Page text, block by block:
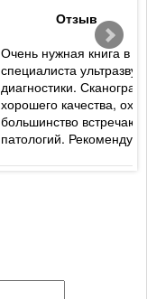
Отзыв
Очень нужная книга в
специалиста
диагностики.
хорошего качества,
большинство
патологий. Рекомендую